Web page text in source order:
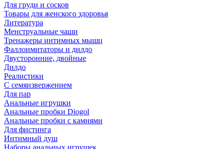
Для груди и сосков
Товары для женского здоровья
Литература
Менструальные чаши
Тренажеры интимных мышц
Фаллоимитаторы и дилдо
Двусторонние, двойные
Дилдо
Реалистики
С семяизвержением
Для пар
Анальные игрушки
Анальные пробки Diogol
Анальные пробки с камнями
Для фистинга
Интимный душ
Наборы анальных игрушек